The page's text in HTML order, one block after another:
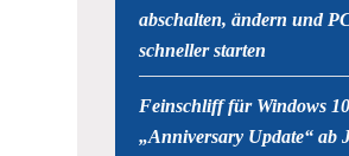
abschalten, ändern und
schneller starten
Feinschliff für Windows
„Anniversary Update“ ab